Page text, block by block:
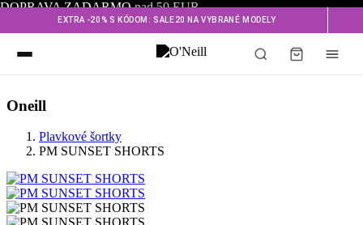
DOPRAVA ZADARMOnad 50 EUR
EXTRA -20% S KÓDOM: SALE20 NA VYBRANÉ MODELY
Oneill
Plavkové šortky
PM SUNSET SHORTS